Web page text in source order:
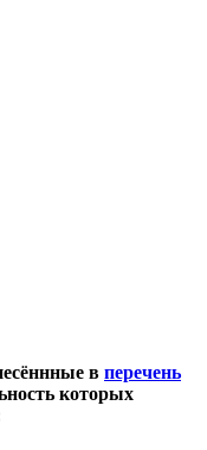
в перечень
которых